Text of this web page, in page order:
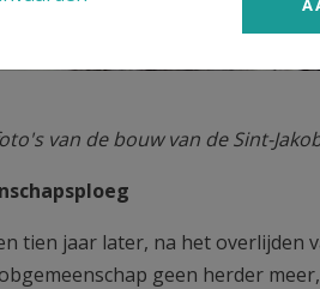
van de bouw van de Sint-
tien jaar later, na het overlijden
geen herder